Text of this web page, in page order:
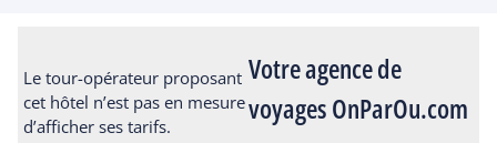
Le tour-opérateur proposant
cet hôtel n’est pas en mesure
d’afficher ses tarifs.
Votre agence de
voyages OnParOu.com